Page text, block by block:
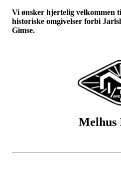
Vi ønsker hjertelig velkommen
historiske omgivelser forbi
Gimse.